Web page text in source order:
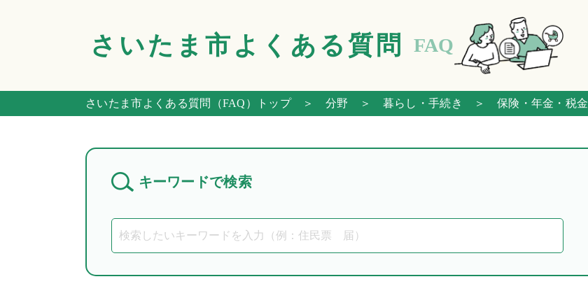
さいたま市 よくある質問 FAQ
さいたま市よくある質問（FAQ）トップ＞ 分野 ＞ 暮らし・手続き ＞ 保険・年金・税金
キーワードで検索